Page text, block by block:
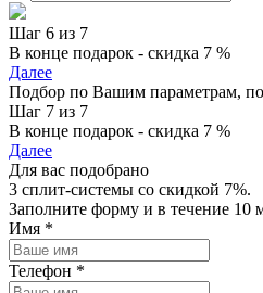
Шаг 6 из 7
В конце подарок - скидка 7 %
Далее
Подбор по Вашим параметрам,
Шаг 7 из 7
В конце подарок - скидка 7 %
Далее
Для вас подобрано
3 сплит-системы со скидкой 7%.
Заполните форму и в течение 10
Имя *
Телефон *